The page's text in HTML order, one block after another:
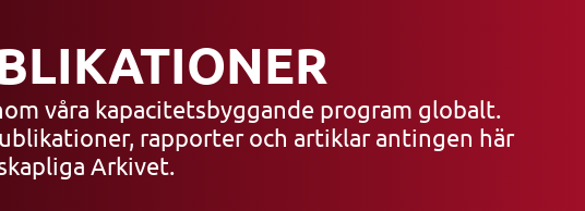
våra kapacitetsbyggande program globalt.
rapporter och artiklar antingen här
Arkivet.